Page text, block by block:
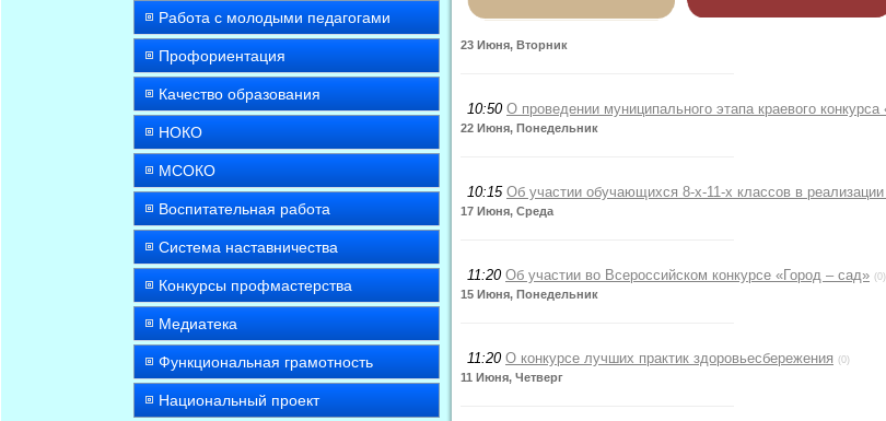
Работа с молодыми педагогами
Профориентация
Качество образования
НОКО
МСОКО
Воспитательная работа
Система наставничества
Конкурсы профмастерства
Медиатека
Функциональная грамотность
Национальный проект
23 Июня, Вторник
10:50 О проведении муниципального этапа краевого
22 Июня, Понедельник
10:15 Об участии обучающихся 8-х-11-х классов в
17 Июня, Среда
11:20 Об участии во Всероссийском конкурсе «Город – сад» (0)
15 Июня, Понедельник
11:20 О конкурсе лучших практик здоровьесбережения (0)
11 Июня, Четверг